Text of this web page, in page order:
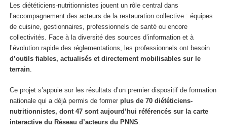
Les diététiciens-nutritionnistes jouent un rôle central dans
l’accompagnement des acteurs de la restauration collective : équipes
de cuisine, gestionnaires, professionnels de santé ou encore
collectivités. Face à la diversité des sources d’information et à
l’évolution rapide des réglementations, les professionnels ont besoin
d’outils fiables, actualisés et directement mobilisables sur le
terrain.
Ce projet s’appuie sur les résultats d’un premier dispositif de formation
nationale qui a déjà permis de former plus de 70 diététiciens-
nutritionnistes, dont 47 sont aujourd’hui référencés sur la carte
interactive du Réseau d’acteurs du PNNS